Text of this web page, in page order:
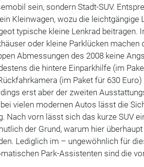
sein, sondern Stadt-SUV.
Kleinwagen, wozu die leichtgängige
typische kleine Lenkrad beitragen.
oder kleine Parklücken machen
Abmessungen des 2008 keine
die hintere Einparkhilfe (im
(im Paket für 630
erst aber der zweiten
vielen modernen Autos lässt die
Nach vorn lässt sich das kurze SUV
der Grund, warum hier
Lediglich im – ungewöhnlich für
Park-Assistenten sind die